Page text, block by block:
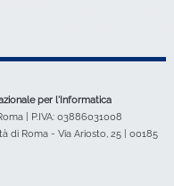
per l'Informatica
| P.IVA: 03886031008
di Roma - Via Ariosto, 25 | 00185